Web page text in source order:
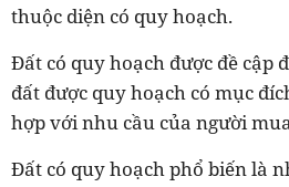
thuộc diện có quy hoạch.
Đất có quy hoạch được đề cập
đất được quy hoạch có mục
hợp với nhu cầu của người
Đất có quy hoạch phổ biến là